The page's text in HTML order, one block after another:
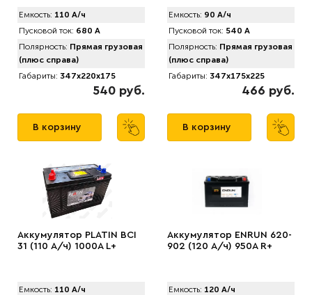
Емкость: 110 А/ч
Пусковой ток: 680 А
Полярность: Прямая грузовая
(плюс справа)
Габариты: 347x220x175
540 руб.
В корзину
Емкость: 90 А/ч
Пусковой ток: 540 А
Полярность: Прямая грузовая
(плюс справа)
Габариты: 347x175x225
466 руб.
В корзину
Аккумулятор PLATIN BCI
31 (110 А/ч) 1000A L+
Емкость: 110 А/ч
Аккумулятор ENRUN 620-
902 (120 А/ч) 950A R+
Емкость: 120 А/ч